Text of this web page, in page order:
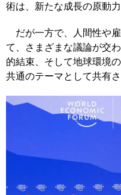
術は、新たな成長の原動力
だが一方で、人間性や
て、さまざまな議論が交
的結束、そして地球環境
共通のテーマとして共有